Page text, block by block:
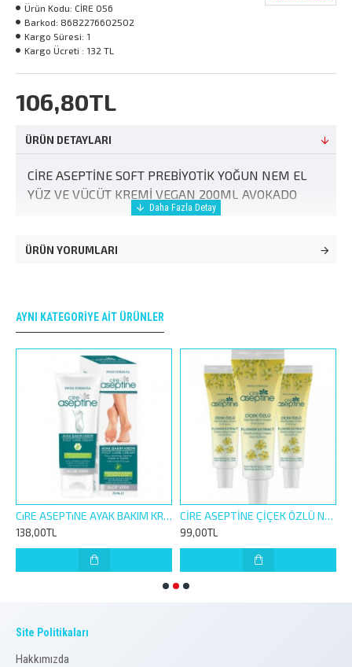
106,80TL
Ürün Kodu: CİRE 056
Barkod: 8682276602502
Kargo Süresi: 1
Kargo Ücreti : 132 TL
ÜRÜN DETAYLARI
CİRE ASEPTİNE SOFT PREBİYOTİK YOĞUN NEM EL
YÜZ VE VÜCÜT KREMİ VEGAN 200ML AVOKADO
ÜRÜN YORUMLARI
AYNI KATEGORIYE AIT ÜRÜNLER
CıRE ASEPTıNE AYAK BAKIM KREMİ 75ML
138,00TL
CİRE ASEPTİNE ÇİÇEK ÖZLÜ NEMLENDİRİCİ TÜP KREM KUTULU 30ML 3 ADET
99,00TL
Site Politikaları
Hakkımızda